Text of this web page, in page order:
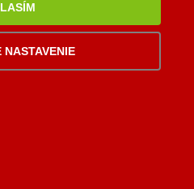
NASTAVENIE